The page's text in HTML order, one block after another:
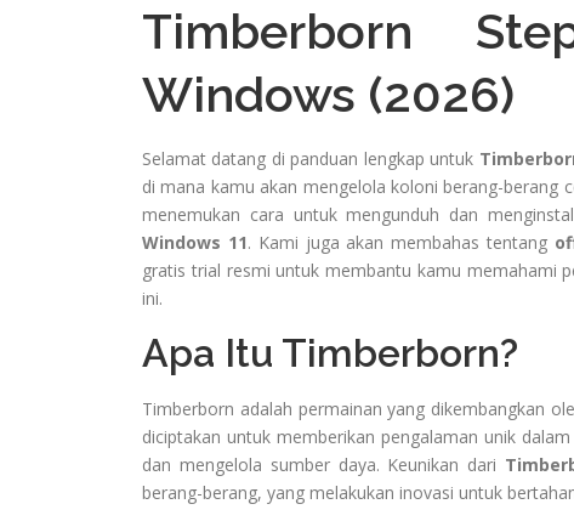
Timberborn
Windows (2026)
Selamat datang di panduan lengkap untuk
di mana kamu akan mengelola koloni berang-berang
menemukan cara untuk mengunduh dan
Windows 11. Kami juga akan membahas tentang
gratis trial resmi untuk membantu kamu memahami
ini.
Apa Itu Timberborn?
Timberborn adalah permainan yang dikembangkan
diciptakan untuk memberikan pengalaman unik
dan mengelola sumber daya. Keunikan dari
berang-berang, yang melakukan inovasi untuk